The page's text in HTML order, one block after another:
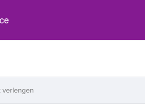
verlengen